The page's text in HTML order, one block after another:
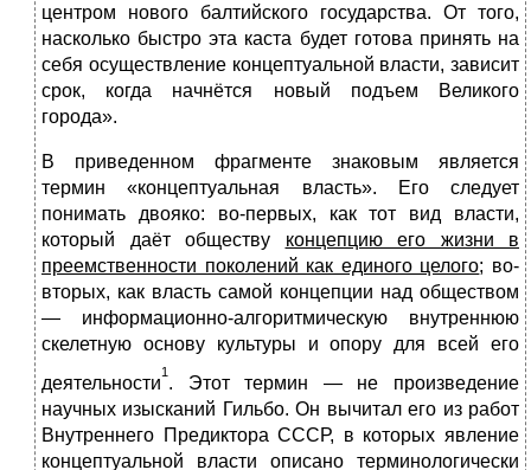
центром нового балтийского государства. От того,
насколько быстро эта каста будет готова принять на
себя осуществление концептуальной власти, зависит
срок, когда начнётся новый подъем Великого
города».
В приведенном фрагменте знаковым является
термин «концеп­ту­альная власть». Его следует
понимать двояко: во-первых, как тот вид власти,
который даёт обществу концепцию его жизни в
преемственности поколений как единого целого; во-
вторых, как власть самой концепции над обществом
— информационно-алгоритмическую внутреннюю
скелетную основу культуры и опору для всей его
деятельности
1
. Этот термин — не произведение
научных изысканий Гильбо. Он вычитал его из работ
Внутреннего Предиктора СССР, в которых явление
концептуальной власти описано терминологически